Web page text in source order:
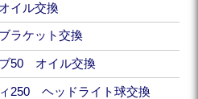
イル交換
ラケット交換
50 オイル交換
250 ヘッドライト球交換